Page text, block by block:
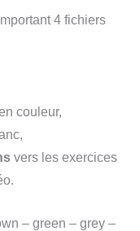
4 fichiers
couleur,
vers les exercices
– green – grey –